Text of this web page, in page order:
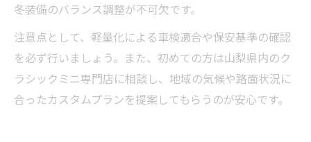
冬装備のバランス調整が不可欠です。
注意点として、軽量化による車検適合や保安基準の確認
を必ず行いましょう。また、初めての方は山梨県内のク
ラシックミニ専門店に相談し、地域の気候や路面状況に
合ったカスタムプランを提案してもらうのが安心です。